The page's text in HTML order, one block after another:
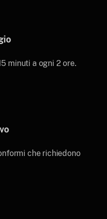
minuti a ogni 2 ore.
che richiedono